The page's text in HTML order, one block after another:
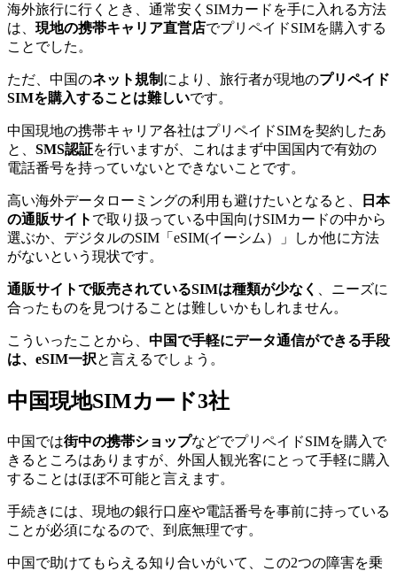
海外旅行に行くとき、通常安くSIMカードを手に入れる方法
は、 現地の携帯キャリア直営店でプリペイドSIMを購入する
ことでした。
ただ、中国のネット規制 により、旅行者が現地のプリペイド
SIMを購入することは難しいです。
中国現地の携帯キャリア各社はプリペイドSIMを契約したあ
と、 SMS認証を行いますが、これはまず中国国内で有効の
電話番号を持っていないとできないことです。
高い海外データローミングの利用も避けたいとなると、
日本
の通販サイト で取り扱っている中国向けSIMカードの中から
選ぶか、デジタルのSIM「eSIM(イーシム）」しか他に方法
がないという現状です。
通販サイトで販売されているSIMは種類が少なく
、ニーズに
合ったものを見つけることは難しいかもしれません。
こういったことから、 中国で手軽にデータ通信ができる手段
は、eSIM一択と言えるでしょう。
中国現地SIMカード3社
中国では街中の携帯ショップなどでプリペイドSIMを購入で
きるところはありますが、外国人観光客にとって手軽に購入
することはほぼ不可能と言えます。
手続きには、現地の銀行口座や電話番号を事前に持っている
ことが必須になるので、到底無理です。
中国で助けてもらえる知り合いがいて、この2つの障害を乗